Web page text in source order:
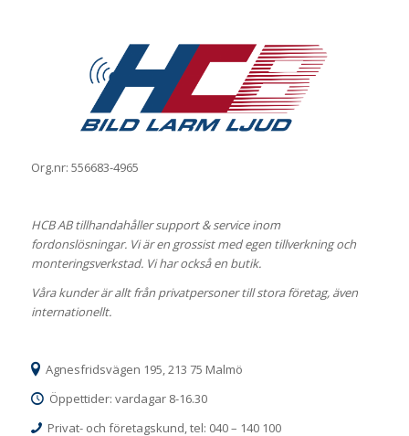
Org.nr: 556683-4965
HCB AB tillhandahåller support & service inom
fordonslösningar. Vi är en grossist med egen tillverkning och
monteringsverkstad. Vi har också en butik.
Våra kunder är allt från privatpersoner till stora företag, även
internationellt.
Agnesfridsvägen 195, 213 75 Malmö
Öppettider: vardagar 8-16.30
Privat- och företagskund, tel: 040 – 140 100